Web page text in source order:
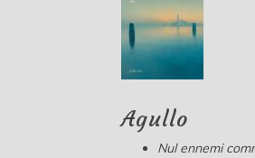
Agullo
Nul ennemi